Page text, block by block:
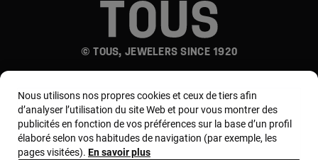
© TOUS, JEWELERS SINCE 1920
Pays et devise :France / Euro
Nous utilisons nos propres cookies et ceux de tiers afin
d’analyser l’utilisation du site Web et pour vous montrer des
publicités en fonction de vos préférences sur la base d’un profil
élaboré selon vos habitudes de navigation (par exemple, les
pages visitées). En savoir plus